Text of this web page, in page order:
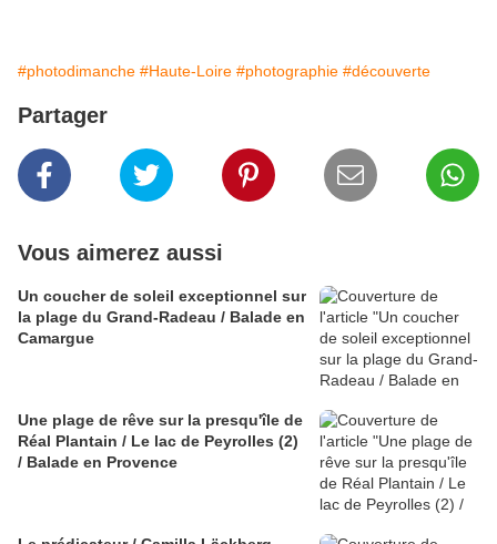
#photodimanche #Haute-Loire #photographie #découverte
Partager
Vous aimerez aussi
Un coucher de soleil exceptionnel sur
la plage du Grand-Radeau / Balade en
Camargue
Une plage de rêve sur la presqu'île de
Réal Plantain / Le lac de Peyrolles (2)
/ Balade en Provence